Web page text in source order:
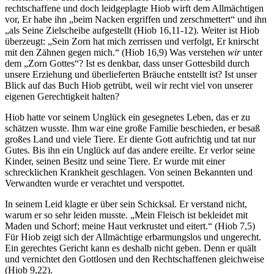
rechtschaffene und doch leidgeplagte Hiob wirft dem Allmächtigen
vor, Er habe ihn „beim Nacken ergriffen und zerschmettert“ und ihn
„als Seine Zielscheibe aufgestellt (Hiob 16,11-12). Weiter ist Hiob
überzeugt: „Sein Zorn hat mich zerrissen und verfolgt, Er knirscht
mit den Zähnen gegen mich.“ (Hiob 16,9) Was verstehen wirunter
dem „Zorn Gottes“? Ist es denkbar, dass unser Gottesbild durch
unsere Erziehung und überlieferten Bräuche entstellt ist? Ist unser
Blick auf das Buch Hiob getrübt, weil wir recht viel von unserer
eigenen Gerechtigkeit halten?
Hiob hatte vor seinem Unglück ein gesegnetes Leben, das er zu
schätzen wusste. Ihm war eine große Familie beschieden, er besaß
großes Land und viele Tiere. Er diente Gott aufrichtig und tat nur
Gutes. Bis ihn ein Unglück auf das andere ereilte. Er verlor seine
Kinder, seinen Besitz und seine Tiere. Er wurde mit einer
schrecklichen Krankheit geschlagen. Von seinen Bekannten und
Verwandten wurde er verachtet und verspottet.
In seinem Leid klagte er über sein Schicksal. Er verstand nicht,
warum er so sehr leiden musste. „Mein Fleisch ist bekleidet mit
Maden und Schorf; meine Haut verkrustet und eitert.“ (Hiob 7,5)
Für Hiob zeigt sich der Allmächtige erbarmungslos und ungerecht.
Ein gerechtes Gericht kann es deshalb nicht geben. Denn er quält
und vernichtet den Gottlosen und den Rechtschaffenen gleichweise
(Hiob 9,22).